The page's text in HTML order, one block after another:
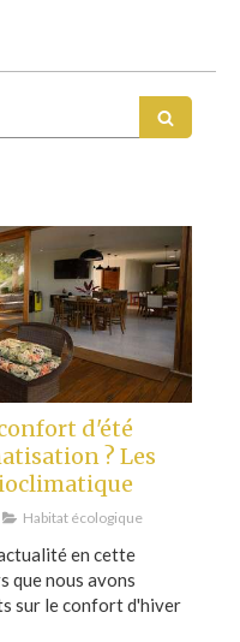
d'été
? Les
Habitat écologique
en cette
que nous avons
sur le confort d'hiver